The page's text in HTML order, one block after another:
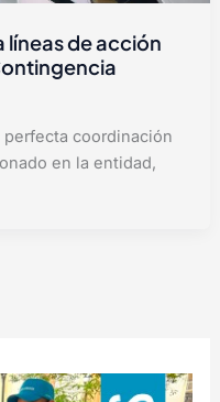
líneas de acción
perfecta coordinación
en la entidad,